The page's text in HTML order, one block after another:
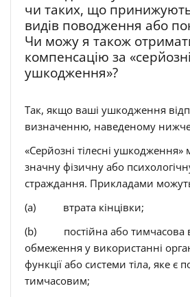
чи таких, що принижують
видів поводження або
Чи можу я також
компенсацію за «серйозні
ушкодження»?
Так, якщо ваші ушкодження
визначенню, наведеному
«Серйозні тілесні
значну фізичну або
страждання. Прикладами
(a) втрата кінцівки;
(b) постійна або тимчасова
обмеження у використанні
функції або системи тіла, яке є
тимчасовим;